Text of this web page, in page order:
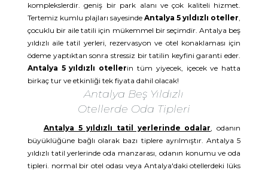
komplekslerdir. geniş bir park alanı ve çok kaliteli hizmet.
Tertemiz kumlu plajları sayesindeAntalya 5 yıldızlı oteller,
çocuklu bir aile tatili için mükemmel bir seçimdir. Antalya beş
yıldızlı aile tatil yerleri, rezervasyon ve otel konaklaması için
ödeme yaptıktan sonra stressiz bir tatilin keyfini garanti eder.
Antalya 5 yıldızlı otellerin tüm yiyecek, içecek ve hatta
birkaç tur ve etkinliği tek fiyata dahil olacak!
Antalya Beş Yıldızlı
Otellerde Oda Tipleri
Antalya 5 yıldızlı tatil yerlerinde odalar, odanın
büyüklüğüne bağlı olarak bazı tiplere ayrılmıştır. Antalya 5
yıldızlı tatil yerlerinde oda manzarası, odanın konumu ve oda
tipleri. normal bir otel odası veya Antalya'daki otellerdeki lüks